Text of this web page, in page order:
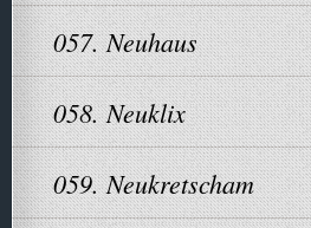
057. Neuhaus
058. Neuklix
059. Neukretscham